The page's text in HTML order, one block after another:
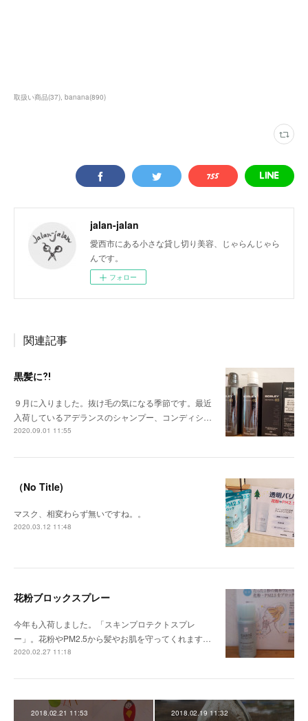
取扱い商品(37) banana(890)
jalan-jalan
愛西市にある小さな貸し切り美容、じゃらんじゃら
んです。
フォロー
関連記事
黒髪に⁈
９月に入りました。抜け毛の気になる季節です。最近
入荷しているアデランスのシャンプー、コンディシ…
2020.09.01 11:55
（No Title)
マスク、相変わらず無いですね。。
2020.03.12 11:48
花粉ブロックスプレー
今年も入荷しました。「スキンプロテクトスプレ
ー」。花粉やPM2.5から髪やお肌を守ってくれます…
2020.02.27 11:18
2018.02.21 11:53 2018.02.19 11:32